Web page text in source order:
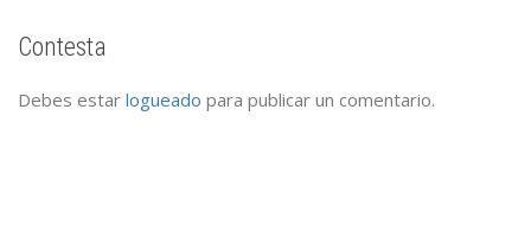
Contesta
Debes estar logueado para publicar un comentario.